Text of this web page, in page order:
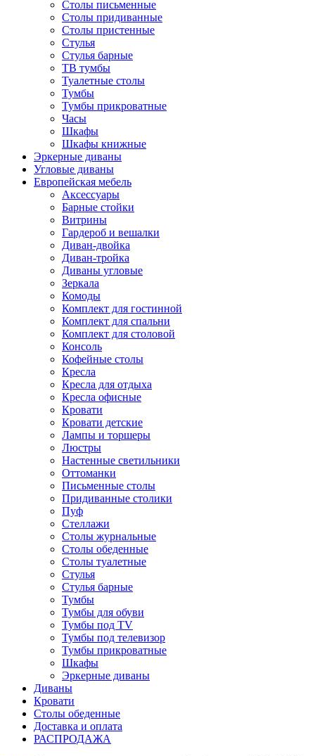
Столы письменные
Столы придиванные
Столы пристенные
Стулья
Стулья барные
ТВ тумбы
Туалетные столы
Тумбы
Тумбы прикроватные
Часы
Шкафы
Шкафы книжные
Эркерные диваны
Угловые диваны
Европейская мебель
Аксессуары
Барные стойки
Витрины
Гардероб и вешалки
Диван-двойка
Диван-тройка
Диваны угловые
Зеркала
Комоды
Комплект для гостинной
Комплект для спальни
Комплект для столовой
Консоль
Кофейные столы
Кресла
Кресла для отдыха
Кресла офисные
Кровати
Кровати детские
Лампы и торшеры
Люстры
Настенные светильники
Оттоманки
Письменные столы
Придиванные столики
Пуф
Стеллажи
Столы журнальные
Столы обеденные
Столы туалетные
Стулья
Стулья барные
Тумбы
Тумбы для обуви
Тумбы под TV
Тумбы под телевизор
Тумбы прикроватные
Шкафы
Эркерные диваны
Диваны
Кровати
Столы обеденные
Доставка и оплата
РАСПРОДАЖА